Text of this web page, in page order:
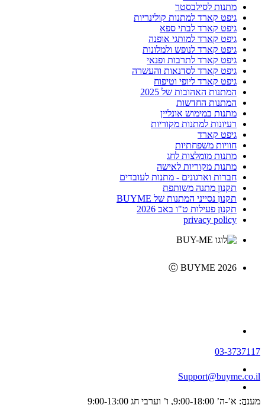
מתנות לסילבסטר
גיפט קארד למתנות קולינריות
גיפט קארד לבתי ספא
גיפט קארד למותגי אופנה
גיפט קארד לנופש ולמלונות
גיפט קארד לתרבות ופנאי
גיפט קארד לסדנאות והעשרה
גיפט קארד ליופי וטיפוח
המתנות האהובות של 2025
המתנות החדשות
מתנות במימוש אונליין
רעיונות למתנות מקוריות
גיפט קארד
חוויות משפחתיות
מתנות מומלצות לחג
מתנות מקוריות לאישה
חברות וארגונים - מתנות לעובדים
תקנון מתנה משותפת
תקנון נסייני המתנות של BUYME
תקנון פעילות ט"ו באב 2026
privacy policy
Ⓒ BUYME 2026
03-3737117
Support@buyme.co.il
מענה: א’-ה’ 9:00-18:00, ו’ וערבי חג 9:00-13:00